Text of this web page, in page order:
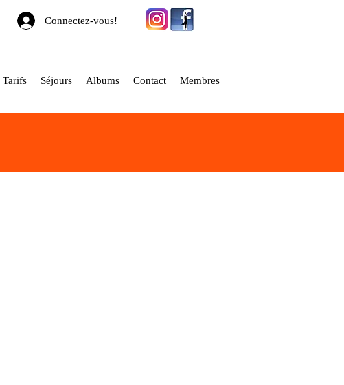
Connectez-vous!
Tarifs Séjours Albums Contact Membres